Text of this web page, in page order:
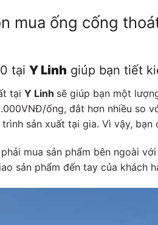
mua ống cống
tại Y Linh giúp bạn tiết
tại Y Linh sẽ giúp bạn một
ống, đắt hơn nhiều so
sản xuất tại gia. Vì vậy,
mua sản phẩm bên ngoài
sản phẩm đến tay của khách